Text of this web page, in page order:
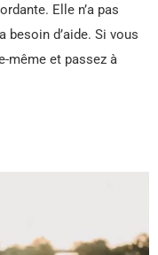
Elle n’a pas
besoin d’aide. Si vous
même et passez à